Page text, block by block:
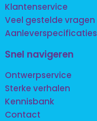
Klantenservice
Veel gestelde vragen
Aanleverspecificaties
Snel navigeren
Ontwerpservice
Sterke verhalen
Kennisbank
Contact